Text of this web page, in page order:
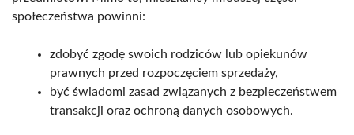
społeczeństwa powinni:
zdobyć zgodę swoich rodziców lub opiekunów
prawnych przed rozpoczęciem sprzedaży,
być świadomi zasad związanych z bezpieczeństwem
transakcji oraz ochroną danych osobowych.